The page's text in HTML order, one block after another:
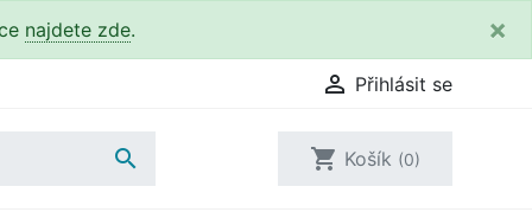
najdete zde. ×
 Přihlásit se
 shopping_cart Košík (0)